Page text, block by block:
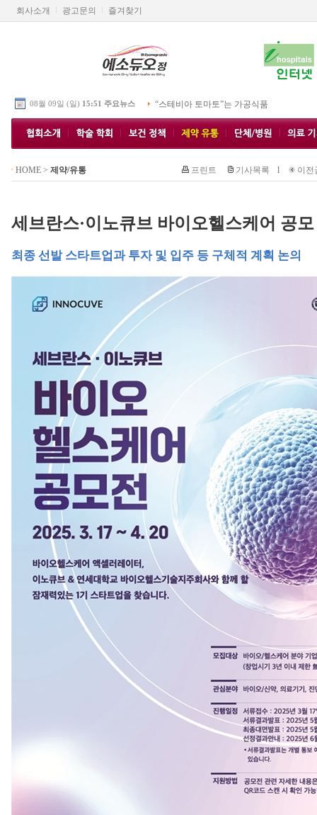
회사소개 광고문의 즐겨찾기
08월 09일 (일) 15:51 주요뉴스 “스테비아 토마토”는 가공식품
HOME> 제약/유통 프린트 기사목록 l 이전
세브란스·이노큐브 바이오헬스케어 공모
최종 선발 스타트업과 투자 및 입주 등 구체적 계획 논의